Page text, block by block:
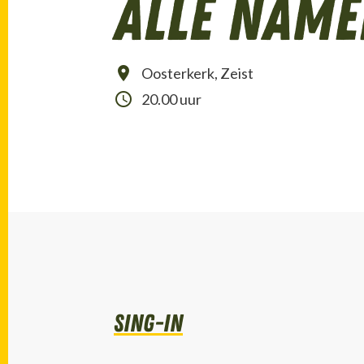
alle
Oosterkerk, Zeist
20.00 uur
sing-in